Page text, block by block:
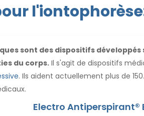
sont des dispositifs
du corps. Il s'agit de dispositifs
. Ils aident actuellement plus de
Electro Antiperspirant®